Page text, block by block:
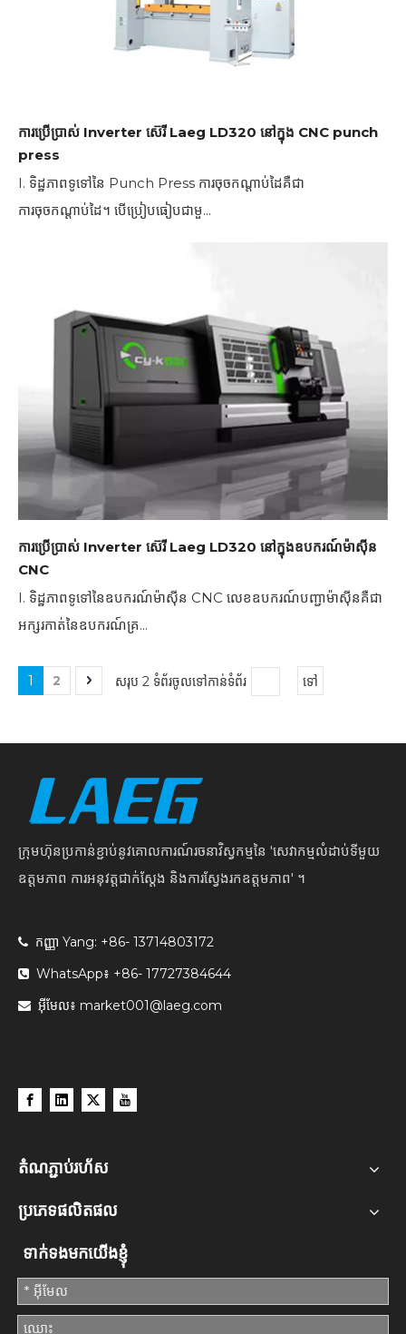
ការប្រើប្រាស់ Inverter ស៊េរី Laeg LD320 នៅក្នុង CNC punch
press
I. ទិដ្ឋភាពទូទៅនៃ Punch Press ការចុចកណ្តាប់ដៃគឺជា
ការចុចកណ្តាប់ដៃ។ បើប្រៀបធៀបជាមួ...
ការប្រើប្រាស់ Inverter ស៊េរី Laeg LD320 នៅក្នុងឧបករណ៍ម៉ាស៊ីន
CNC
I. ទិដ្ឋភាពទូទៅនៃឧបករណ៍ម៉ាស៊ីន CNC លេខឧបករណ៍បញ្ជាម៉ាស៊ីនគឺជា
អក្សរកាត់នៃឧបករណ៍គ្រ...
1 2 សរុប 2 ទំព័រចូលទៅកាន់ទំព័រ ទៅ
ក្រុមហ៊ុនប្រកាន់ខ្ជាប់នូវគោលការណ៍រចនាវិស្វកម្មនៃ 'សេវាកម្មលំដាប់ទីមួយ
ឧត្តមភាព ការអនុវត្តជាក់ស្តែង និងការស្វែងរកឧត្តមភាព' ។
 កញ្ញា Yang: +86- 13714803172
 WhatsApp៖ +86- 17727384644
 អ៊ីមែល៖ market001@laeg.com
តំណភ្ជាប់រហ័ស
ប្រភេទផលិតផល
ទាក់ទងមកយើងខ្ញុំ